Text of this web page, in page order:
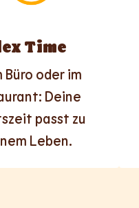
Time
Büro oder im
Deine
passt zu
Leben.